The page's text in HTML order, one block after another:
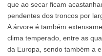
que ao secar ficam
pendentes dos troncos por
A árvore é também
clima temperado, entre as
da Europa, sendo também a